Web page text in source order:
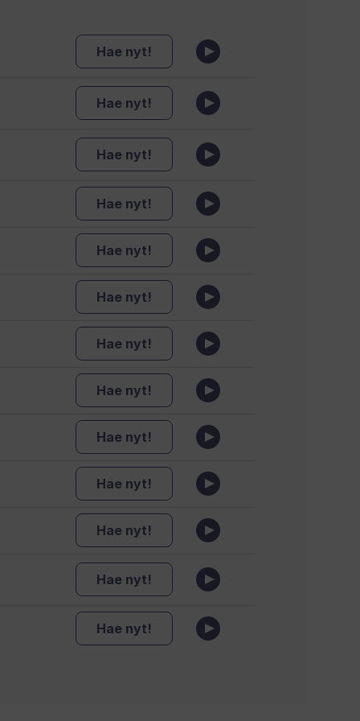
Hae nyt!
Hae nyt!
Hae nyt!
Hae nyt!
Hae nyt!
Hae nyt!
Hae nyt!
Hae nyt!
Hae nyt!
Hae nyt!
Hae nyt!
Hae nyt!
Hae nyt!